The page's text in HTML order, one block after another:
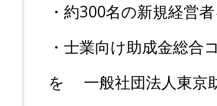
・約300名の新規経営
・士業向け助成金総合
を 一般社団法人東京